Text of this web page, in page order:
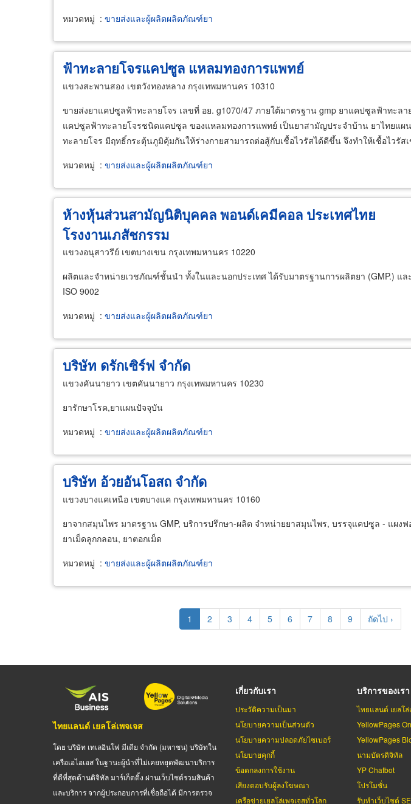
หมวดหมู่ : ขายส่งและผู้ผลิตผลิตภัณฑ์ยา
ฟ้าทะลายโจรแคปซูล แหลมทองการแพทย์
แขวงสะพานสอง เขตวังทองหลาง กรุงเทพมหานคร 10310
ขายส่งยาแคปซูลฟ้าทะลายโจร เลขที่ อย. g1070/47 ภายใต้มาตรฐาน gmp ยาแคปซูลฟ้าทะลา
แคปซูลฟ้าทะลายโจรชนิดแคปซูล ของแหลมทองการแพทย์ เป็นยาสามัญประจำบ้าน ยาไทยแ
ทะลายโจร มีฤทธิ์กระตุ้นภูมิคุ้มกันให้ร่างกายสามารถต่อสู้กับเชื้อไวรัสได้ดีขึ้น จึงทำให้เชื้อไวรัส
หมวดหมู่ : ขายส่งและผู้ผลิตผลิตภัณฑ์ยา
ห้างหุ้นส่วนสามัญนิติบุคคล พอนด์เคมีคอล ประเทศไทย
โรงงานเภสัชกรรม
แขวงอนุสาวรีย์ เขตบางเขน กรุงเทพมหานคร 10220
ผลิตและจำหน่ายเวชภัณฑ์ชั้นนำ ทั้งในและนอกประเทศ ได้รับมาตรฐานการผลิตยา (GMP.) แล
ISO 9002
หมวดหมู่ : ขายส่งและผู้ผลิตผลิตภัณฑ์ยา
บริษัท ดรักเซิร์ฟ จำกัด
แขวงคันนายาว เขตคันนายาว กรุงเทพมหานคร 10230
ยารักษาโรค,ยาแผนปัจจุบัน
หมวดหมู่ : ขายส่งและผู้ผลิตผลิตภัณฑ์ยา
บริษัท อ้วยอันโอสถ จำกัด
แขวงบางแคเหนือ เขตบางแค กรุงเทพมหานคร 10160
ยาจากสมุนไพร มาตรฐาน GMP, บริการปรึกษา-ผลิต จำหน่ายยาสมุนไพร, บรรจุแคปซูล - แผง
ยาเม็ดลูกกลอน, ยาตอกเม็ด
หมวดหมู่ : ขายส่งและผู้ผลิตผลิตภัณฑ์ยา
Current
page
1 Page
2 Page
3 Page
4 Page
5 Page
6 Page
7 Page
8 Page
9
Next
page
ถัดไป ›
ไทยแลนด์ เยลโล่เพจเจส
โดย บริษัท เทเลอินโฟ มีเดีย จำกัด (มหาชน) บริษัทใน
เครือเอไอเอส ในฐานะผู้นำที่ไม่เคยหยุดพัฒนาบริการ
ที่ดีที่สุดด้านดิจิทัล มาร์เก็ตติ้ง ผ่านเว็บไซต์รวมสินค้า
และบริการ จากผู้ประกอบการที่เชื่อถือได้ มีการตรวจ
เกี่ยวกับเรา
ประวัติความเป็นมา
นโยบายความเป็นส่วนตัว
นโยบายความปลอดภัยไซเบอร์
นโยบายคุกกี้
ข้อตกลงการใช้งาน
เสียงตอบรับผู้ลงโฆษณา
เครือข่ายเยลโล่เพจเจสทั่วโลก
บริการของเรา
ไทยแลนด์ เยลโล่
YellowPages
YellowPages
นามบัตรดิจิทัล
YP Chatbot
โปรโมชั่น
รับทำเว็บไซต์